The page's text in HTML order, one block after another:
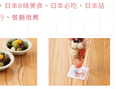
麵店好了，此時就能看到日本
可以上食べログ看看，基本上
、 日本B級美食 、 日本必吃 、 日本話
、 餐廳推薦